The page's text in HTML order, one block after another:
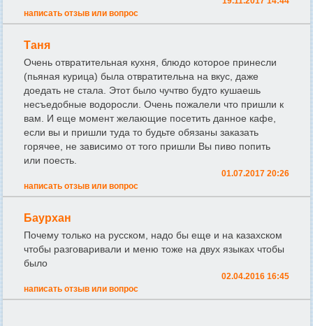
написать отзыв или вопрос
Таня
Очень отвратительная кухня, блюдо которое принесли
(пьяная курица) была отвратительна на вкус, даже
доедать не стала. Этот было чучтво будто кушаешь
несъедобные водоросли. Очень пожалели что пришли к
вам. И еще момент желающие посетить данное кафе,
если вы и пришли туда то будьте обязаны заказать
горячее, не зависимо от того пришли Вы пиво попить
или поесть.
01.07.2017 20:26
написать отзыв или вопрос
Баурхан
Почему только на русском, надо бы еще и на казахском
чтобы разговаривали и меню тоже на двух языках чтобы
было
02.04.2016 16:45
написать отзыв или вопрос